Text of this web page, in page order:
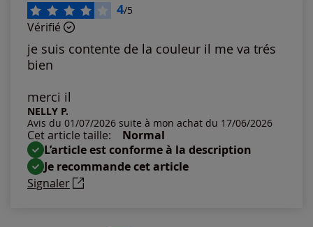
4/5
Vérifié
je suis contente de la couleur il me va trés
bien
merci il
NELLY P.
Avis du 01/07/2026 suite à mon achat du 17/06/2026
Cet article taille:
Normal
L’article est conforme à la description
Je recommande cet article
Signaler